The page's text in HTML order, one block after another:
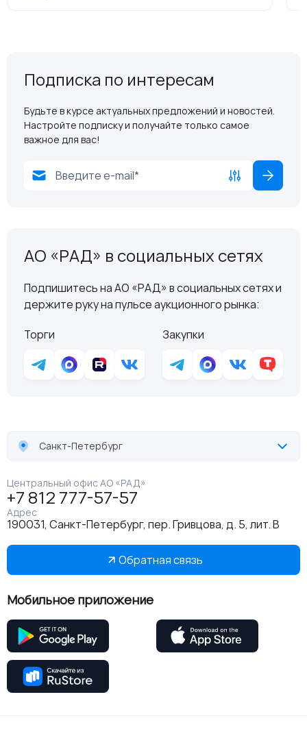
Подписка по интересам
Будьте в курсе актуальных предложений и новостей.
Настройте подписку и получайте только самое
важное для вас!
АО «РАД» в социальных сетях
Подпишитесь на АО «РАД» в социальных сетях и
держите руку на пульсе аукционного рынка:
Торги
Закупки
Санкт-Петербург
Центральный офис АО «РАД»
+7 812 777-57-57
Адрес
190031, Санкт-Петербург, пер. Гривцова, д. 5, лит. В
Обратная связь
Мобильное приложение